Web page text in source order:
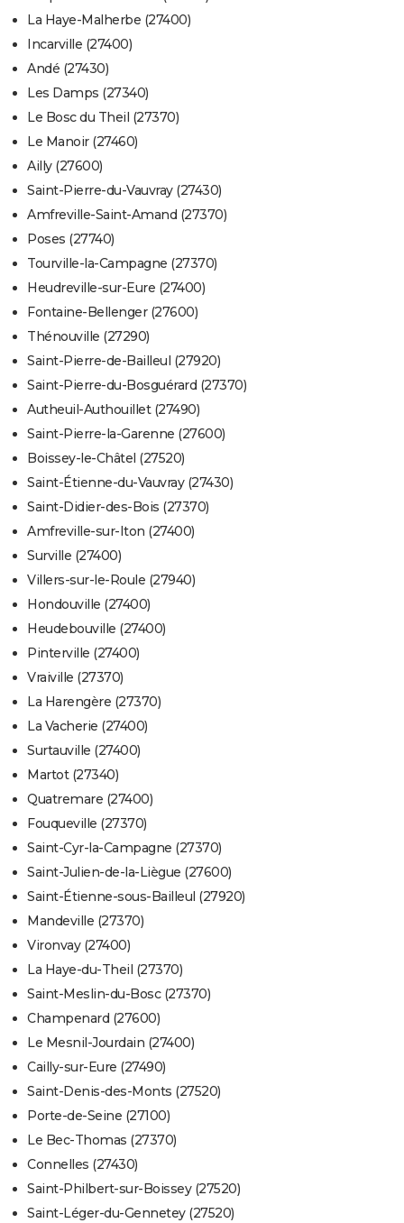
La Haye-Malherbe (27400)
Incarville (27400)
Andé (27430)
Les Damps (27340)
Le Bosc du Theil (27370)
Le Manoir (27460)
Ailly (27600)
Saint-Pierre-du-Vauvray (27430)
Amfreville-Saint-Amand (27370)
Poses (27740)
Tourville-la-Campagne (27370)
Heudreville-sur-Eure (27400)
Fontaine-Bellenger (27600)
Thénouville (27290)
Saint-Pierre-de-Bailleul (27920)
Saint-Pierre-du-Bosguérard (27370)
Autheuil-Authouillet (27490)
Saint-Pierre-la-Garenne (27600)
Boissey-le-Châtel (27520)
Saint-Étienne-du-Vauvray (27430)
Saint-Didier-des-Bois (27370)
Amfreville-sur-Iton (27400)
Surville (27400)
Villers-sur-le-Roule (27940)
Hondouville (27400)
Heudebouville (27400)
Pinterville (27400)
Vraiville (27370)
La Harengère (27370)
La Vacherie (27400)
Surtauville (27400)
Martot (27340)
Quatremare (27400)
Fouqueville (27370)
Saint-Cyr-la-Campagne (27370)
Saint-Julien-de-la-Liègue (27600)
Saint-Étienne-sous-Bailleul (27920)
Mandeville (27370)
Vironvay (27400)
La Haye-du-Theil (27370)
Saint-Meslin-du-Bosc (27370)
Champenard (27600)
Le Mesnil-Jourdain (27400)
Cailly-sur-Eure (27490)
Saint-Denis-des-Monts (27520)
Porte-de-Seine (27100)
Le Bec-Thomas (27370)
Connelles (27430)
Saint-Philbert-sur-Boissey (27520)
Saint-Léger-du-Gennetey (27520)